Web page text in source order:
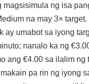
magsisimula ng isa
na may 3× target.
ay umabot sa iyong
nanalo ka ng
ang €4.00 sa ilalim ng
pa rin ng iyong